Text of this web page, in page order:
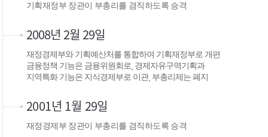
기획재정부 장관이 부총리를 겸직하도록 승격
2008년 2월 29일
재정경제부와 기획예산처를 통합하여 기획재정부로 개편
금융정책 기능은 금융위원회로, 경제자유구역기획과
지역특화 기능은 지식경제부로 이관, 부총리제는 폐지
2001년 1월 29일
재정경제부 장관이 부총리를 겸직하도록 승격